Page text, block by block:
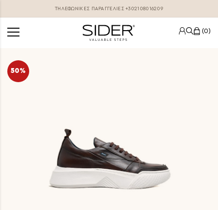
ΤΗΛΕΦΩΝΙΚΕΣ ΠΑΡΑΓΓΕΛΊΕΣ+302108016209
0
50%